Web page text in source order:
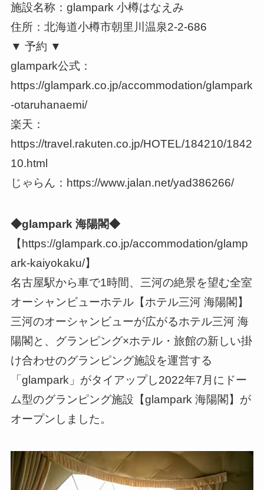
施設名称：glampark 小樽はなえみ
住所：北海道小樽市朝里川温泉2-2-686
▼ 予約 ▼
glampark公式：
https://glampark.co.jp/accommodation/glampark
-otaruhanaemi/
楽天：
https://travel.rakuten.co.jp/HOTEL/184210/1842
10.html
じゃらん：https://www.jalan.net/yad386266/
◆glampark 海陽閣◆
【https://glampark.co.jp/accommodation/glamp
ark-kaiyokaku/】
名古屋駅から車で1時間、三河の絶景を望む全室
オーシャンビューホテル【ホテル三河 海陽閣】
三河のオーシャンビューが広がるホテル三河 海
陽閣と、グランピング×ホテル・旅館の新しい掛
け合わせのグランピング施設を運営する
「glampark」がタイアップし2022年7月にドー
ム型のグランピング施設【glampark 海陽閣】が
オープンしました。